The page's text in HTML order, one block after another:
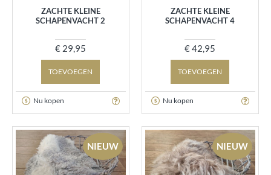
ZACHTE KLEINE
SCHAPENVACHT 2
€ 29,95
TOEVOEGEN
Nu kopen
ZACHTE KLEINE
SCHAPENVACHT 4
€ 42,95
TOEVOEGEN
Nu kopen
NIEUW NIEUW